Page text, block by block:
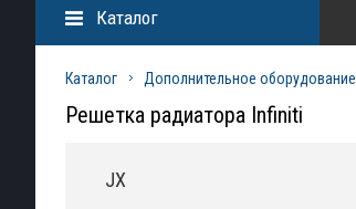
Каталог
Каталог Дополнительное оборудование
Решетка радиатора Infiniti
JX